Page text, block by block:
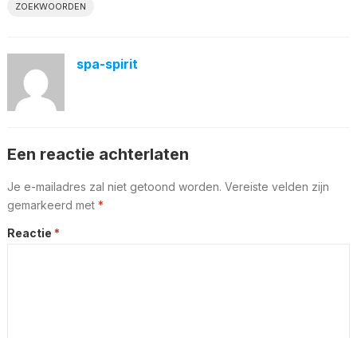
ZOEKWOORDEN
spa-spirit
Een reactie achterlaten
Je e-mailadres zal niet getoond worden. Vereiste velden zijn
gemarkeerd met *
Reactie *